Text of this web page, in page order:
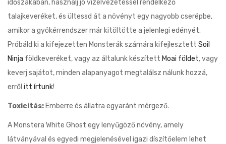
időszakában, használj jó vízelvezetéssel rendelkező
talajkeveréket, és ültessd át a növényt egy nagyobb cserépbe,
amikor a gyökérrendszer már kitöltötte a jelenlegi edényét.
Próbáld ki a kifejezetten Monsterák számára kifejlesztett Soil
Ninja földkeveréket, vagy az általunk készített Moai földet, vagy
keverj sajátot, minden alapanyagot megtalálsz nálunk hozzá,
erről itt írtunk!
Toxicitás: Emberre és állatra egyaránt mérgező.
A Monstera White Ghost egy lenyűgöző növény, amely
látványával és egyedi megjelenésével igazi díszítőelem lehet